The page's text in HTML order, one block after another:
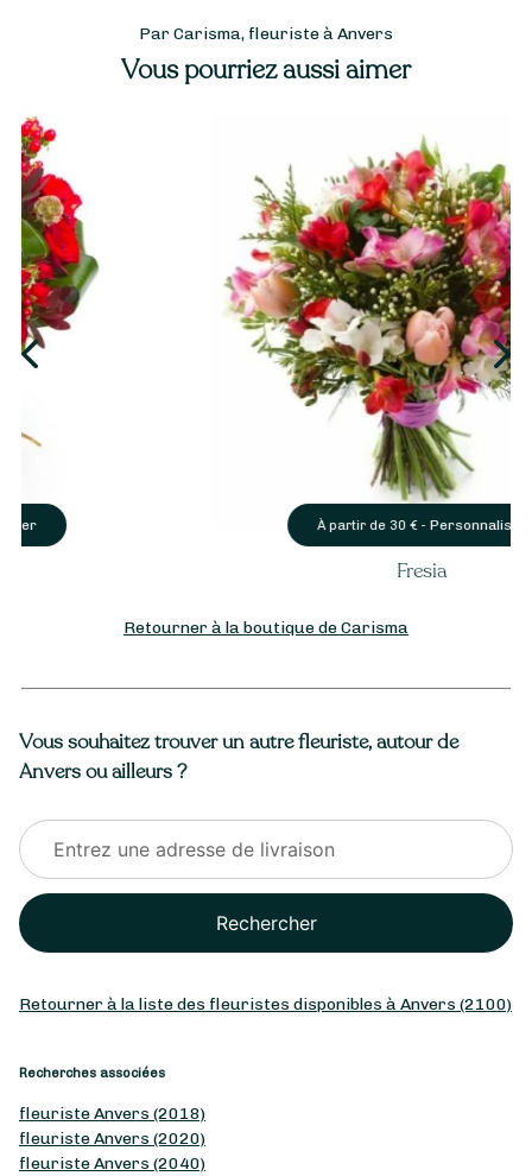
Par Carisma, fleuriste à Anvers
Vous pourriez aussi aimer
Personnaliser
Retourner à la boutique de Carisma
Vous souhaitez trouver un autre fleuriste, autour de
Anvers ou ailleurs ?
Rechercher
Retourner à la liste des fleuristes disponibles à Anvers (2100)
Recherches associées
fleuriste Anvers (2018)
fleuriste Anvers (2020)
fleuriste Anvers (2040)